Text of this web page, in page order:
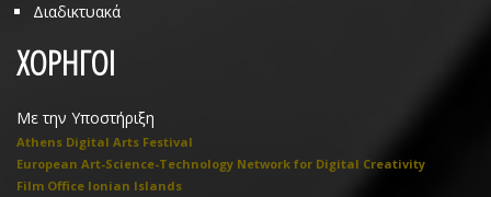
Διαδικτυακά
ΧΟΡΗΓΟΙ
Με την Υποστήριξη
Athens Digital Arts Festival
European Art-Science-Technology Network for Digital Creativity
Film Office Ionian Islands